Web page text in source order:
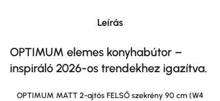
Leírás
OPTIMUM elemes konyhabútor –
inspiráló 2026-os trendekhez igazítva.
OPTIMUM MATT 2-ajtós FELSŐ szekrény 90 cm (W4